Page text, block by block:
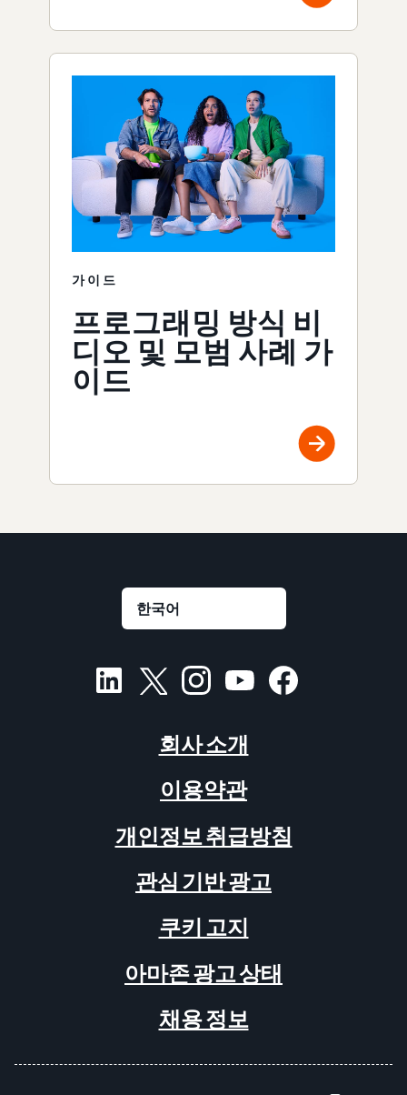
가이드
프로그래밍 방식 비
디오 및 모범 사례 가
이드
회사 소개
이용약관
개인정보 취급방침
관심 기반 광고
쿠키 고지
아마존 광고 상태
채용 정보